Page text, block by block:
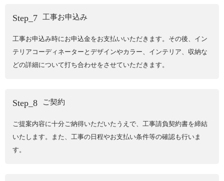
Step_7 工事お申込み
工事お申込み時にお申込金をお支払いいただきます。その後、イン
テリアコーディネーターとデザインやカラー、インテリア、収納な
どの詳細について打ち合わせをさせていただきます。
Step_8 ご契約
ご提案内容に十分ご納得いただいたうえで、工事請負契約書を締結
いたします。また、工事の日程やお支払い条件等の確認も行いま
す。